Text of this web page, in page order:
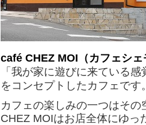
café CHEZ MOI（カフェシェ
「我が家に遊びに来ている
をコンセプトしたカフェです
カフェの楽しみの一つはその
CHEZ MOIはお店全体にゆっ